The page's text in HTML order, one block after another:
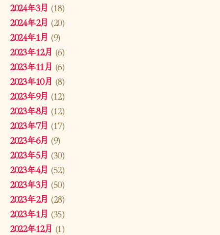
2024年3月 (18)
2024年2月 (20)
2024年1月 (9)
2023年12月 (6)
2023年11月 (6)
2023年10月 (8)
2023年9月 (12)
2023年8月 (12)
2023年7月 (17)
2023年6月 (9)
2023年5月 (30)
2023年4月 (52)
2023年3月 (50)
2023年2月 (28)
2023年1月 (35)
2022年12月 (1)